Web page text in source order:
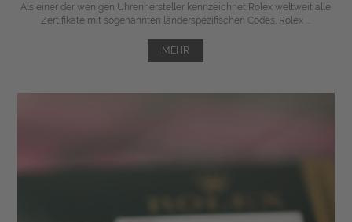
Als einer der wenigen Uhrenhersteller kennzeichnet Rolex weltweit alle
Zertifikate mit sogenannten länderspezifischen Codes. Rolex ...
MEHR